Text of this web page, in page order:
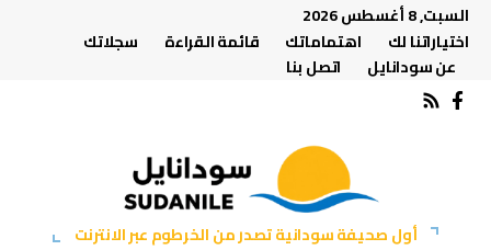
السبت, 8 أغسطس 2026
اختياراتنا لك
اهتماماتك قائمة القراءة
سجلاتك
عن سودانايل
اتصل بنا
أول صحيفة سودانية تصدر من الخرطوم عبر الانترنت